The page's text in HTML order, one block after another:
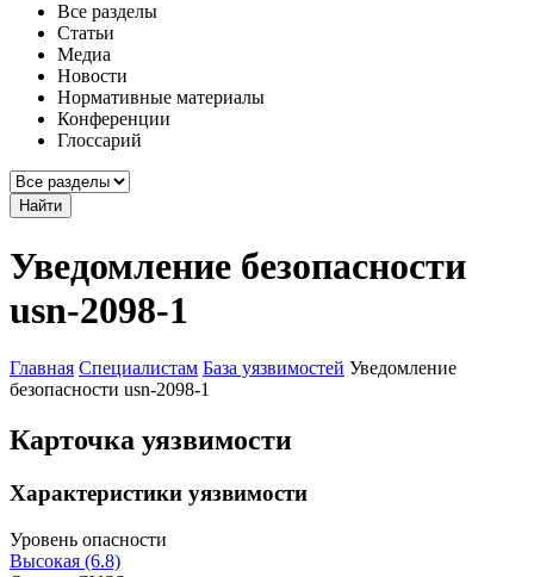
Все разделы
Статьи
Медиа
Новости
Нормативные материалы
Конференции
Глоссарий
Найти
Уведомление безопасности
usn-2098-1
Главная Специалистам База уязвимостей Уведомление
безопасности usn-2098-1
Карточка уязвимости
Характеристики уязвимости
Уровень опасности
Высокая (6.8)